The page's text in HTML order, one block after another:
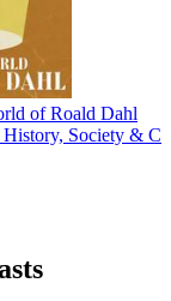
of Roald Dahl
History, Society &